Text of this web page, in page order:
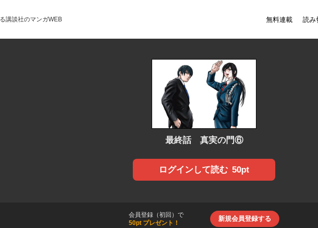
講談社のマンガWEB 無料連載 読み
最終話 真実の門⑥
ログインして読む 50pt
会員登録（初回）で
50pt プレゼント！
新規会員登録する